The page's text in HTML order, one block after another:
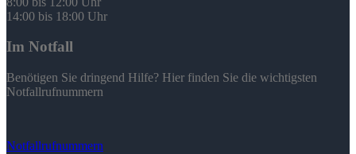
14:00 bis 18:00 Uhr
Im Notfall
Benötigen Sie dringend Hilfe? Hier finden Sie die wichtigsten
Notfallrufnummern
Notfallrufnummern